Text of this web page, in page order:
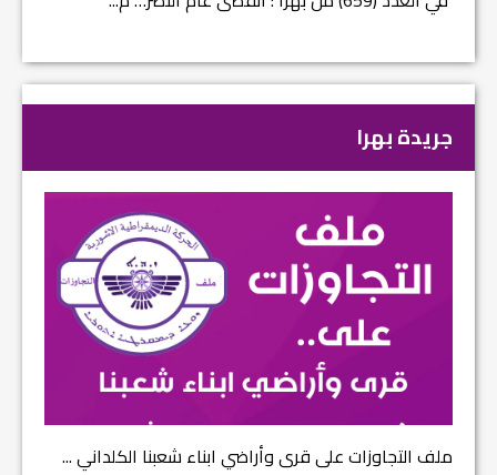
جريدة بهرا
ملف التجاوزات على قرى وأراضي ابناء شعبنا الكلداني ...